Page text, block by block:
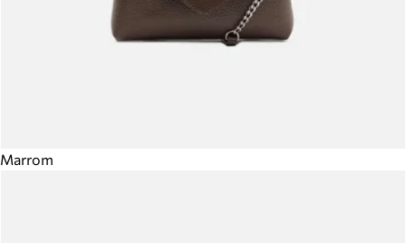
Marrom